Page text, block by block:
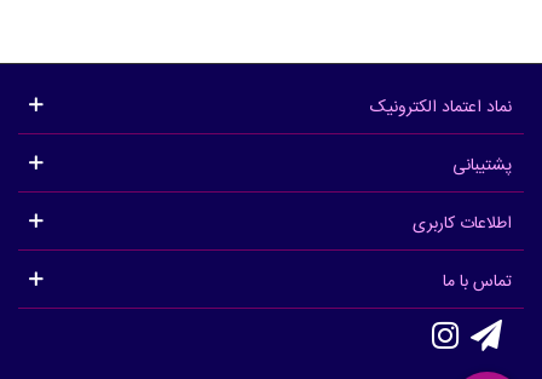
نماد اعتماد الکترونیک
پشتیبانی
اطلاعات کاربری
تماس با ما